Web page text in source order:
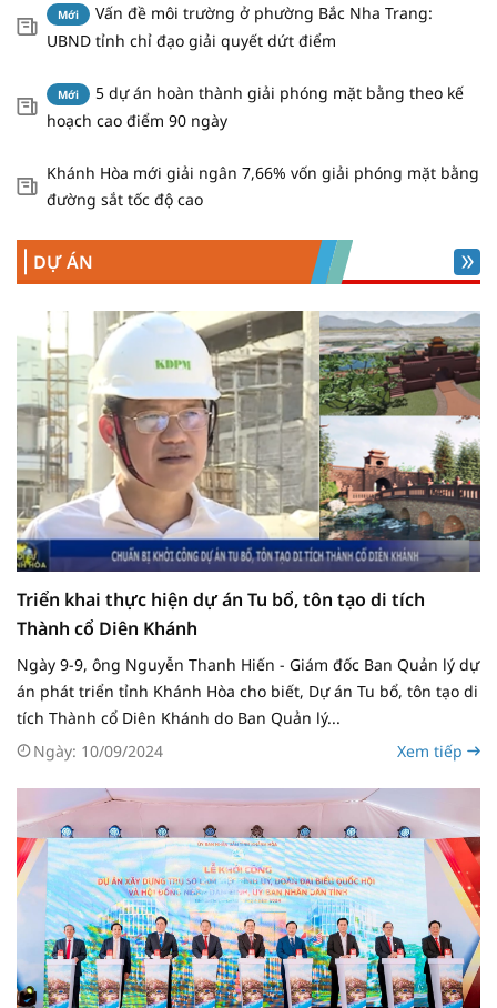
Gắn biển công trình xanh quốc tế
EDGE Advanced cho tổ hợp Trụ sở Tỉnh
UBND tỉnh Khánh Hòa
Mới
Trang trọng Lễ chào cờ tháng
Khánh Hòa
giai đoạn 1: Gỡ từng vướng mắc để bảo
Mới
Vấn đề môi trường ở phường Bắc Nha Trang:
UBND tỉnh chỉ đạo giải quyết dứt điểm
Mới
5 dự án hoàn thành giải phóng mặt bằng theo kế
hoạch cao điểm 90 ngày
Khánh Hòa mới giải ngân 7,66% vốn giải phóng mặt bằng
đường sắt tốc độ cao
DỰ ÁN
Triển khai thực hiện dự án Tu bổ, tôn tạo di tích
Thành cổ Diên Khánh
Ngày 9-9, ông Nguyễn Thanh Hiến - Giám đốc Ban Quản lý dự
án phát triển tỉnh Khánh Hòa cho biết, Dự án Tu bổ, tôn tạo di
tích Thành cổ Diên Khánh do Ban Quản lý...
Ngày: 10/09/2024
Xem tiếp